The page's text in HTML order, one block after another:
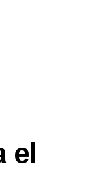
el